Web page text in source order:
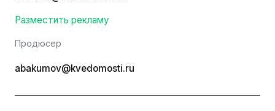
Разместить рекламу
Продюсер
abakumov@kvedomosti.ru